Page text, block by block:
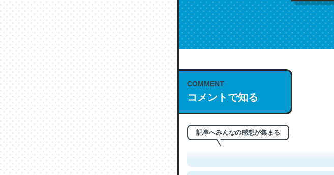
COMMENT
コメントで知る
記事へみんなの感想が集まる
これは名文。彼はとてもクレバーなんだ
もお勧め。自分はこの流れ好き。Let’s
─今のこの状況が信じられるかい？ by ラーズ・ヌ